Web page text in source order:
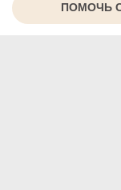
ПОМОЧЬ